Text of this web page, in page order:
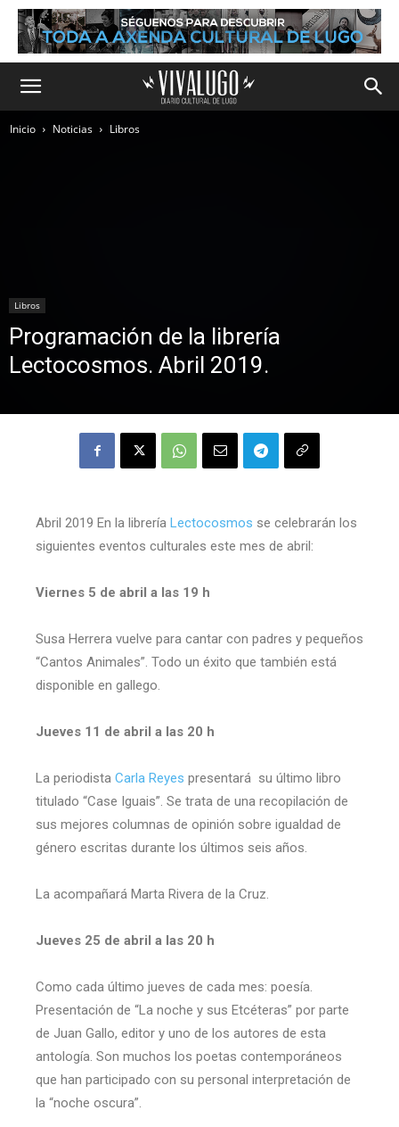
Inicio Noticias Libros
Libros
Programación de la librería
Lectocosmos. Abril 2019.
Abril 2019 En la librería Lectocosmos se celebrarán los
siguientes eventos culturales este mes de abril:
Viernes 5 de abril a las 19 h
Susa Herrera vuelve para cantar con padres y pequeños
“Cantos Animales”. Todo un éxito que también está
disponible en gallego.
Jueves 11 de abril a las 20 h
La periodista Carla Reyes presentará su último libro
titulado “Case Iguais”. Se trata de una recopilación de
sus mejores columnas de opinión sobre igualdad de
género escritas durante los últimos seis años.
La acompañará Marta Rivera de la Cruz.
Jueves 25 de abril a las 20 h
Como cada último jueves de cada mes: poesía.
Presentación de “La noche y sus Etcéteras” por parte
de Juan Gallo, editor y uno de los autores de esta
antología. Son muchos los poetas contemporáneos
que han participado con su personal interpretación de
la “noche oscura”.